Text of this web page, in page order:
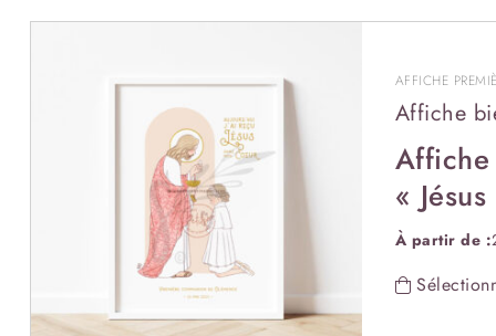
AFFICHE
Affiche
«
cœur ».
Affiche
– ©
À partir de :